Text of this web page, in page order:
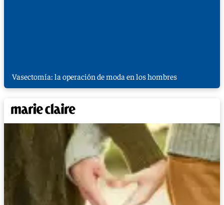
Vasectomía: la operación de moda en los hombres